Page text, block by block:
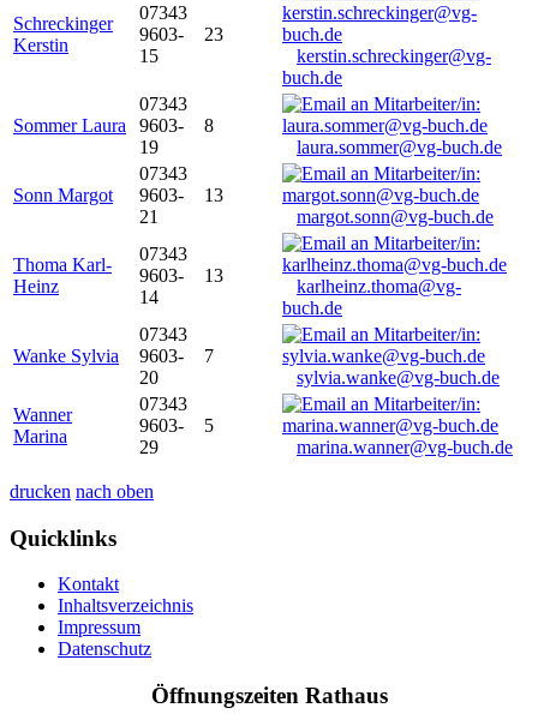
Schreckinger
Kerstin
07343
9603-
15
23
kerstin.schreckinger@vg-
buch.de
Sommer Laura
07343
9603-
19
8
laura.sommer@vg-buch.de
Sonn Margot
07343
9603-
21
13
margot.sonn@vg-buch.de
Thoma Karl-
Heinz
07343
9603-
14
13
karlheinz.thoma@vg-
buch.de
Wanke Sylvia
07343
9603-
20
7
sylvia.wanke@vg-buch.de
Wanner
Marina
07343
9603-
29
5
marina.wanner@vg-buch.de
drucken nach oben
Quicklinks
Kontakt
Inhaltsverzeichnis
Impressum
Datenschutz
Öffnungszeiten Rathaus